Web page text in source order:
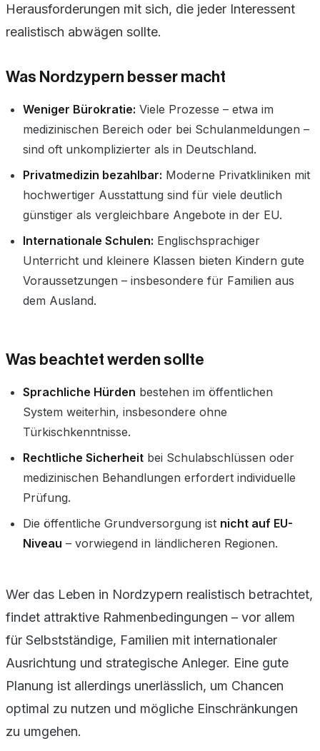
Herausforderungen mit sich, die jeder Interessent
realistisch abwägen sollte.
Was Nordzypern besser macht
Weniger Bürokratie: Viele Prozesse – etwa im
medizinischen Bereich oder bei Schulanmeldungen –
sind oft unkomplizierter als in Deutschland.
Privatmedizin bezahlbar: Moderne Privatkliniken mit
hochwertiger Ausstattung sind für viele deutlich
günstiger als vergleichbare Angebote in der EU.
Internationale Schulen: Englischsprachiger
Unterricht und kleinere Klassen bieten Kindern gute
Voraussetzungen – insbesondere für Familien aus
dem Ausland.
Was beachtet werden sollte
Sprachliche Hürden bestehen im öffentlichen
System weiterhin, insbesondere ohne
Türkischkenntnisse.
Rechtliche Sicherheit bei Schulabschlüssen oder
medizinischen Behandlungen erfordert individuelle
Prüfung.
Die öffentliche Grundversorgung ist nicht auf EU-
Niveau – vorwiegend in ländlicheren Regionen.
Wer das Leben in Nordzypern realistisch betrachtet,
findet attraktive Rahmenbedingungen – vor allem
für Selbstständige, Familien mit internationaler
Ausrichtung und strategische Anleger. Eine gute
Planung ist allerdings unerlässlich, um Chancen
optimal zu nutzen und mögliche Einschränkungen
zu umgehen.